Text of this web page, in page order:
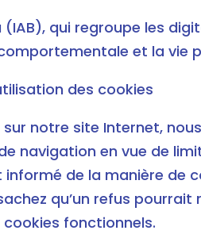
(IAB), qui regroupe les
et la vie
des cookies
notre site Internet,
navigation en vue de
de la manière de
qu’un refus
cookies fonctionnels.